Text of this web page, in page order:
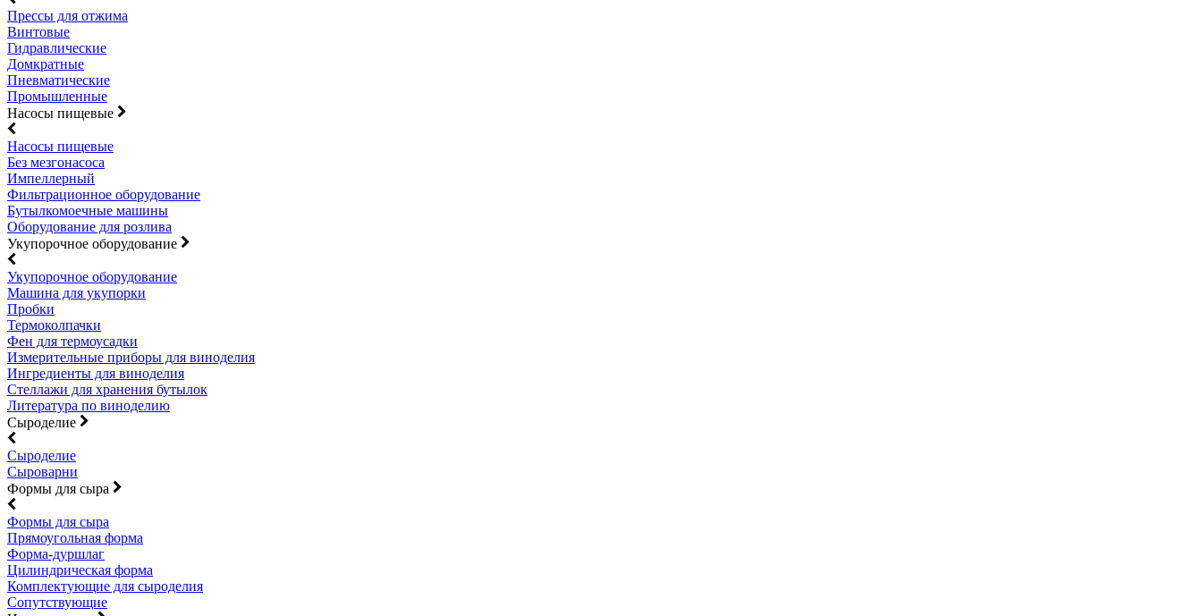
Прессы для отжима
Винтовые
Гидравлические
Домкратные
Пневматические
Промышленные
Насосы пищевые
Насосы пищевые
Без мезгонасоса
Импеллерный
Фильтрационное оборудование
Бутылкомоечные машины
Оборудование для розлива
Укупорочное оборудование
Укупорочное оборудование
Машина для укупорки
Пробки
Термоколпачки
Фен для термоусадки
Измерительные приборы для виноделия
Ингредиенты для виноделия
Стеллажи для хранения бутылок
Литература по виноделию
Сыроделие
Сыроделие
Сыроварни
Формы для сыра
Формы для сыра
Прямоугольная форма
Форма-дуршлаг
Цилиндрическая форма
Комплектующие для сыроделия
Сопутствующие